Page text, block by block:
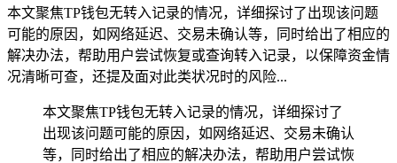
本文聚焦TP钱包无转入记录的情况，详细探讨了出现该问题
可能的原因，如网络延迟、交易未确认等，同时给出了相应的
解决办法，帮助用户尝试恢复或查询转入记录，以保障资金情
况清晰可查，还提及面对此类状况时的风险...
本文聚焦TP钱包无转入记录的情况，详细探讨了
出现该问题可能的原因，如网络延迟、交易未确认
等，同时给出了相应的解决办法，帮助用户尝试恢